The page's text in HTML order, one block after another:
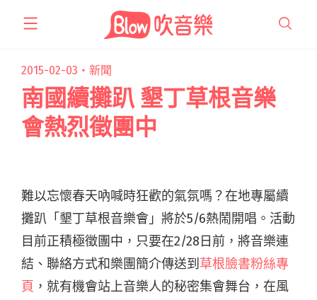
2015-02-03・ 新聞
南國續攤趴 墾丁草根音樂
會熱烈徵團中
難以忘懷春天吶喊時狂歡的氣氛嗎？在地專屬續
攤趴「墾丁草根音樂會」將於5/6熱鬧開唱。活動
目前正積極徵團中，只要在2/28日前，將音樂連
結、聯絡方式和樂團簡介傳送到 草根臉書粉絲專
頁 ，就有機會站上音樂人的秘密集會舞台，在風